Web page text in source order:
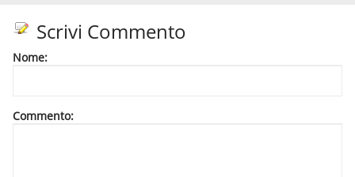
Scrivi Commento
Nome:
Commento: